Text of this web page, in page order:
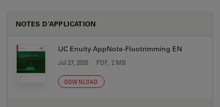
NOTES D’APPLICATION
UC Enuity AppNote-Fluotrimming EN
Jul 27, 2026 PDF, 2 MB
DOWNLOAD